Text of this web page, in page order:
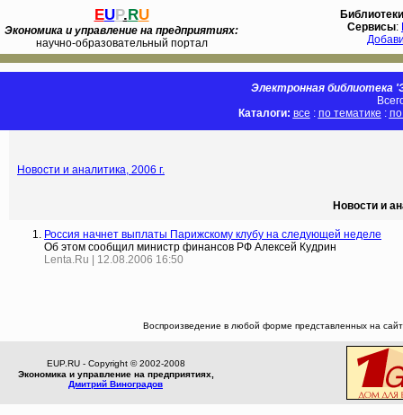
EUP.RU
Экономика и управление на предприятиях:
научно-образовательный портал
Библиотеки
Сервисы:
Электронная библиотека
Каталоги: все : по тематике :
Новости и аналитика, 2006 г.
Новости и
Россия начнет выплаты Парижскому клубу на следующей неделе
Об этом сообщил министр финансов РФ Алексей Кудрин
Lenta.Ru | 12.08.2006 16:50
Воспроизведение в любой форме представленных на
EUP.RU - Copyright © 2002-2008
Экономика и управление на предприятиях,
Дмитрий Виноградов